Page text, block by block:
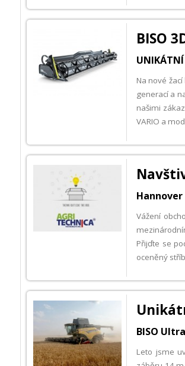
BISO
UNIKÁTNÍ
Na nové
generací a
našimi
VARIO a
Hannover
Vážení
Přijďte se
oceněný
BISO
Leto jsme